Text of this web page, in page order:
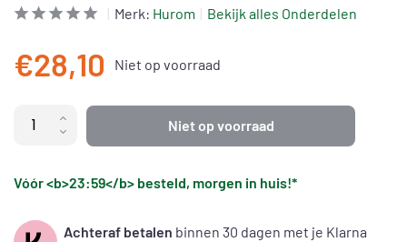
Merk: Hurom Bekijk alles Onderdelen
€28,10 Niet op voorraad
Niet op voorraad
Vóór <b>23:59</b> besteld, morgen in huis!*
Achteraf betalen binnen 30 dagen met je Klarna